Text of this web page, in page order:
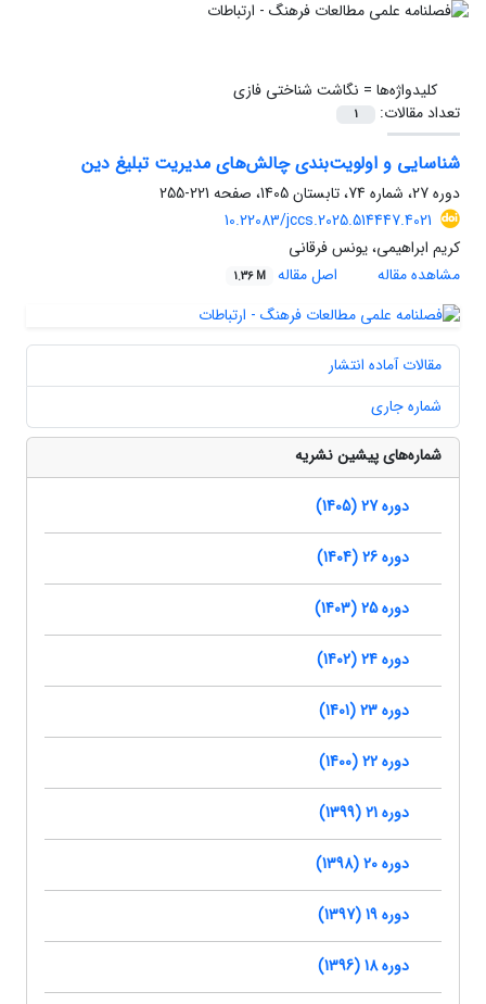
کلیدواژه‌ها = نگاشت شناختی فازی
تعداد مقالات:
1
شناسایی و اولویت‌بندی چالش‌های مدیریت تبلیغ دین
دوره 27، شماره 74، تابستان 1405، صفحه
221-255
10.22083/jccs.2025.514447.4021
کریم ابراهیمی، یونس فرقانی
مشاهده مقاله
اصل مقاله 1.36 M
مقالات آماده انتشار
شماره جاری
شماره‌های پیشین نشریه
دوره 27 (1405)
دوره 26 (1404)
دوره 25 (1403)
دوره 24 (1402)
دوره 23 (1401)
دوره 22 (1400)
دوره 21 (1399)
دوره 20 (1398)
دوره 19 (1397)
دوره 18 (1396)